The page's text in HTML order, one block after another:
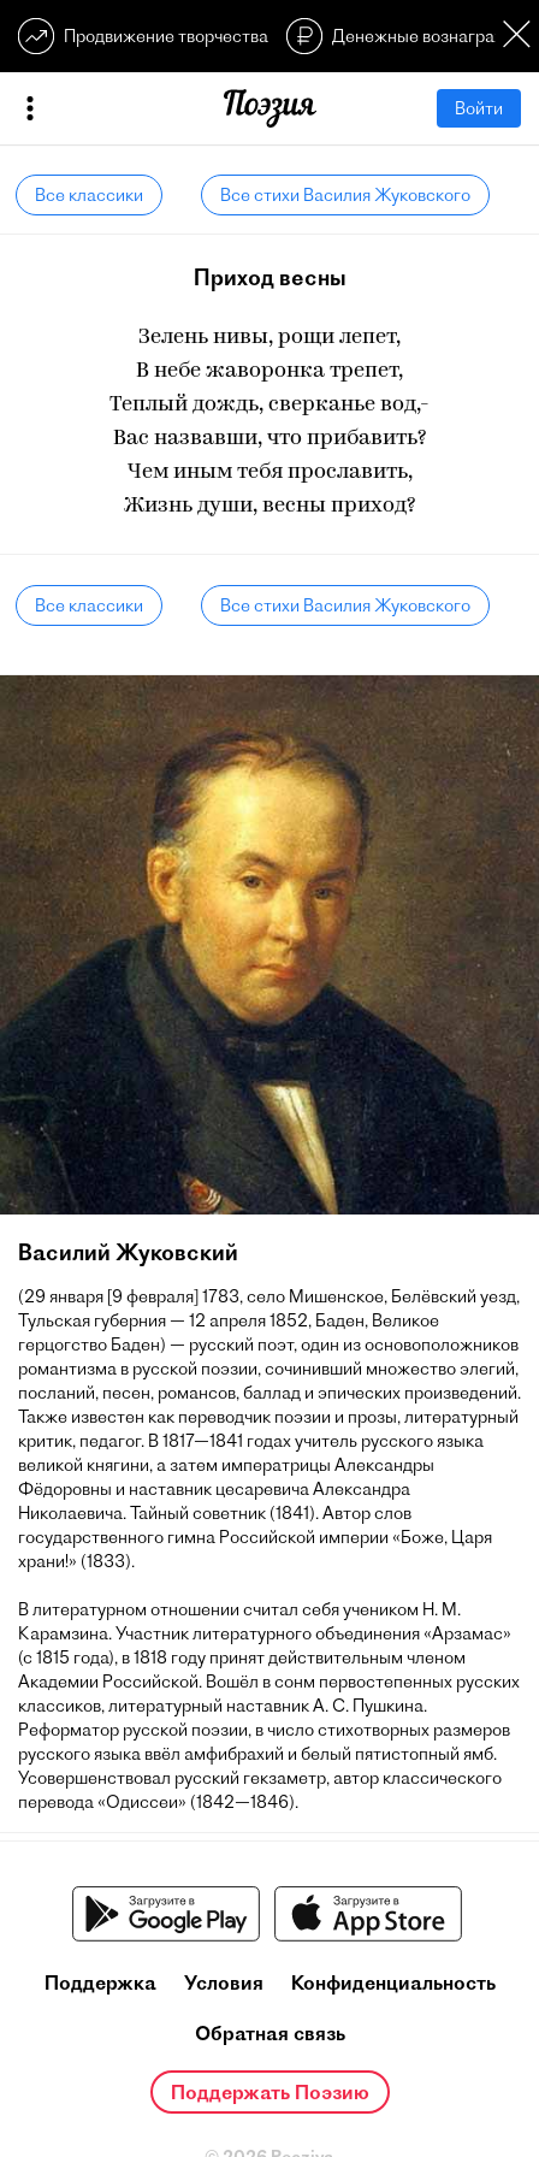
Продвижение творчества Денежные
Войти
Все классики Все стихи Василия Жуковского
Приход весны
Зелень нивы, рощи лепет,
В небе жаворонка трепет,
Теплый дождь, сверканье вод,-
Вас назвавши, что прибавить?
Чем иным тебя прославить,
Жизнь души, весны приход?
Все классики Все стихи Василия Жуковского
Василий Жуковский
(29 января [9 февраля] 1783, село Мишенское, Белёвский уезд,
Тульская губерния — 12 апреля 1852, Баден, Великое
герцогство Баден) — русский поэт, один из основоположников
романтизма в русской поэзии, сочинивший множество элегий,
посланий, песен, романсов, баллад и эпических произведений.
Также известен как переводчик поэзии и прозы, литературный
критик, педагог. В 1817—1841 годах учитель русского языка
великой княгини, а затем императрицы Александры
Фёдоровны и наставник цесаревича Александра
Николаевича. Тайный советник (1841). Автор слов
государственного гимна Российской империи «Боже, Царя
храни!» (1833).
В литературном отношении считал себя учеником Н. М.
Карамзина. Участник литературного объединения «Арзамас»
(с 1815 года), в 1818 году принят действительным членом
Академии Российской. Вошёл в сонм первостепенных русских
классиков, литературный наставник А. С. Пушкина.
Реформатор русской поэзии, в число стихотворных размеров
русского языка ввёл амфибрахий и белый пятистопный ямб.
Усовершенствовал русский гекзаметр, автор классического
перевода «Одиссеи» (1842—1846).
Поддержка Условия Конфиденциальность
Обратная связь
Поддержать Поэзию